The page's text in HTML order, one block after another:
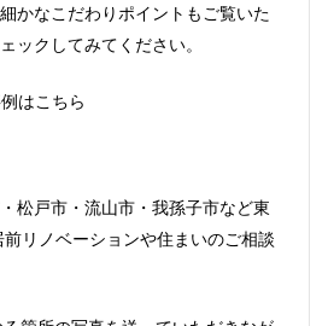
かなこだわりポイントもご覧いた
ックしてみてください。
はこちら
松戸市・流山市・我孫子市など東
リノベーションや住まいのご相談